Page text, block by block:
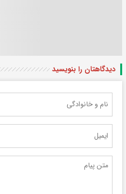
دیدگاهتان را بنویسید